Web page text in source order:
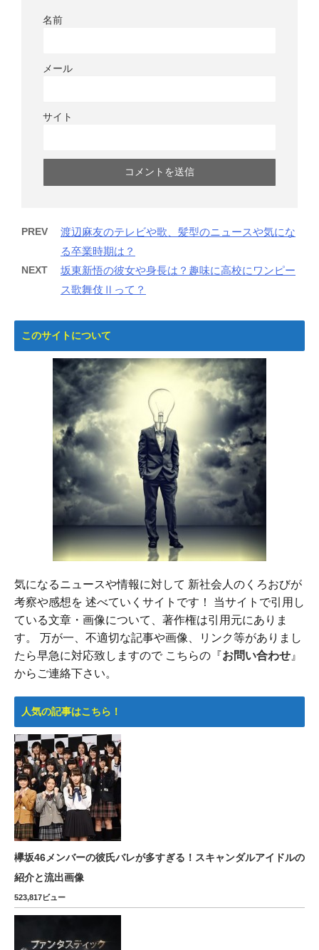
名前
メール
サイト
PREV
渡辺麻友のテレビや歌、髪型のニュースや気にな
る卒業時期は？
NEXT
坂東新悟の彼女や身長は？趣味に高校にワンピー
ス歌舞伎Ⅱって？
このサイトについて
気になるニュースや情報に対して 新社会人のくろおびが
考察や感想を 述べていくサイトです！ 当サイトで引用し
ている文章・画像について、著作権は引用元にありま
す。 万が一、不適切な記事や画像、リンク等がありまし
たら早急に対応致しますので こちらの『お問い合わせ 』
からご連絡下さい。
人気の記事はこちら！
欅坂46メンバーの彼氏バレが多すぎる！スキャンダルアイドルの
紹介と流出画像
523,817ビュー